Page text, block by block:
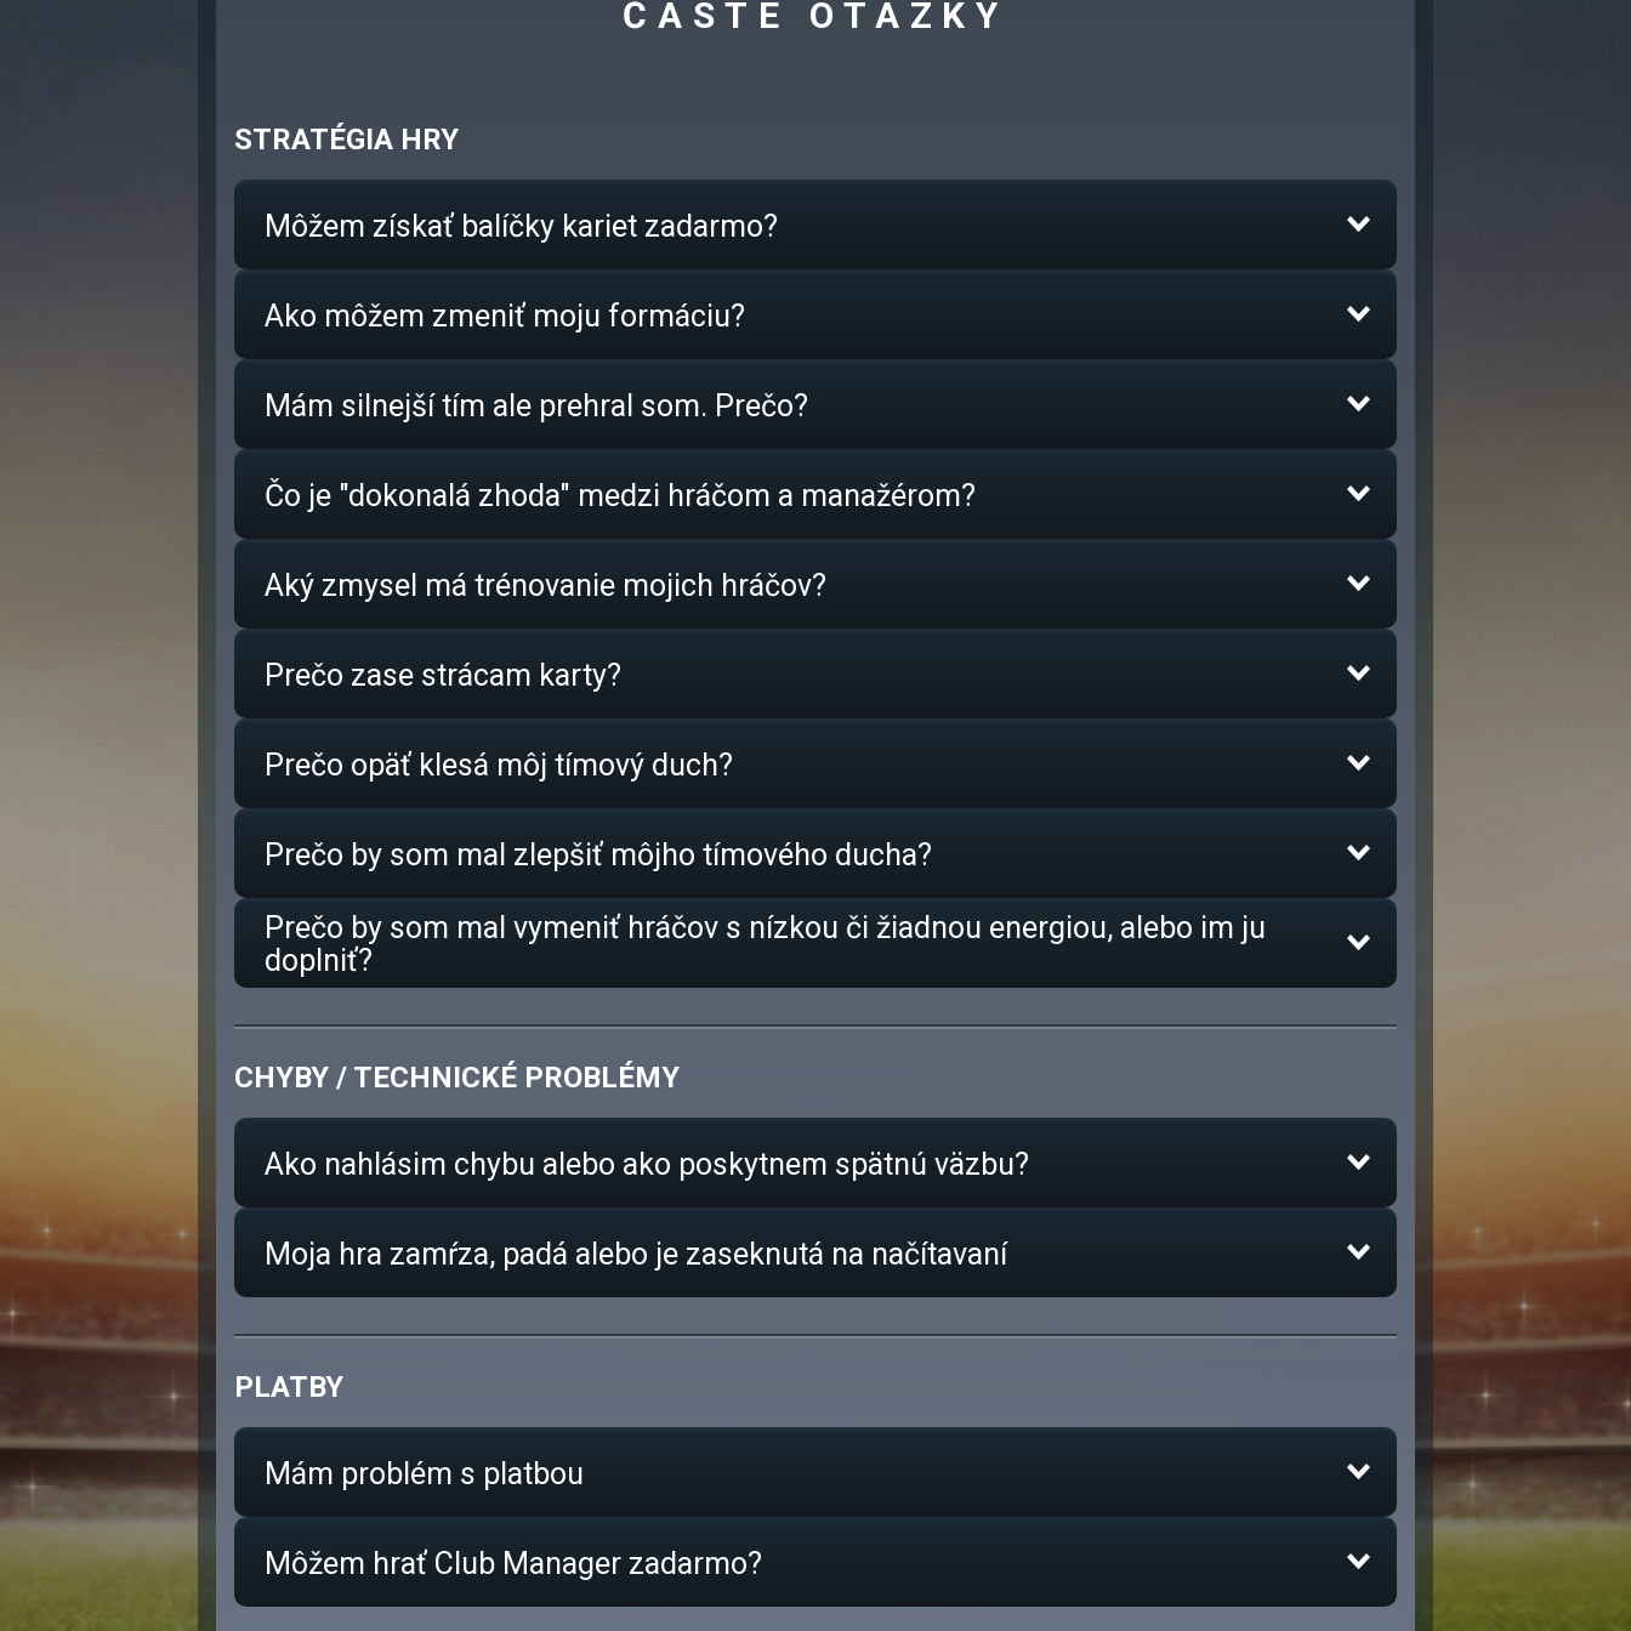
ČASTÉ OTÁZKY
STRATÉGIA HRY
Môžem získať balíčky kariet zadarmo?
Ako môžem zmeniť moju formáciu?
Mám silnejší tím ale prehral som. Prečo?
Čo je "dokonalá zhoda" medzi hráčom a manažérom?
Aký zmysel má trénovanie mojich hráčov?
Prečo zase strácam karty?
Prečo opäť klesá môj tímový duch?
Prečo by som mal zlepšiť môjho tímového ducha?
Prečo by som mal vymeniť hráčov s nízkou či žiadnou energiou, alebo im ju
doplniť?
CHYBY / TECHNICKÉ PROBLÉMY
Ako nahlásim chybu alebo ako poskytnem spätnú väzbu?
Moja hra zamŕza, padá alebo je zaseknutá na načítavaní
PLATBY
Mám problém s platbou
Môžem hrať Club Manager zadarmo?